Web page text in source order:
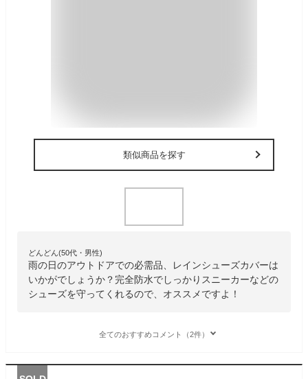
類似商品を探す
どんどん(50代・男性)
雨の日のアウトドアでの必需品、レインシューズカバーは
いかがでしょうか？完全防水でしっかりスニーカーなどの
シューズを守ってくれるので、オススメですよ！
全てのおすすめコメント（2件）